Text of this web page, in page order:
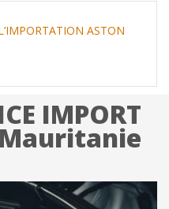
ASTON
IMPORT
Mauritanie